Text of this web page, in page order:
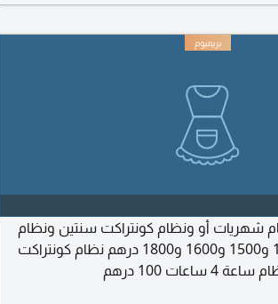
شهريات أو ونظام كونتراكت سنتين ونظام
شهريات رواتب هم 1300 و1500 و1600 و1800 درهم نظام كونتراكت